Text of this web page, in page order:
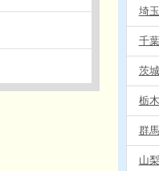
埼
千
茨
栃
群
山